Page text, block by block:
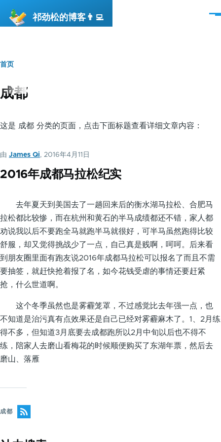
祁劲松的博客👨‍💻
菜
面
包
屑
首页
成都
这是 成都 分类的页面，点击下面标题查看详细文章内容：
由 James Qi, 2016年4月11日
2016年成都马拉松纪实
去年夏天到美国去了一趟回来后的衡水湖马拉松、合肥马
拉松都比较惨，而在杭州和黄石的半马成绩都还不错，家人都
劝说我以后不要跑全马就跑半马就很好，可半马虽然跑得比较
舒服，却又觉得挑战少了一点，自己真是贱啊，呵呵。后来看
到朋友圈里面有跑友说2016年成都马拉松可以报名了而且不需
要抽签，就赶快抢着报了名，如今花钱受虐的事情还要赶紧
抢，什么世道啊。
这个冬季虽然也是雾霾笼罩，不过感觉比去年强一点，也
不知道是治污真有点效果还是自己已经对雾霾麻木了。1、2月练
得不多，但知道3月底要去成都跑所以2月中旬以后也不得不
练，陪家人去磨山看梅花的时候顺便购买了东湖年票，然后去
磨山、落雁
成都